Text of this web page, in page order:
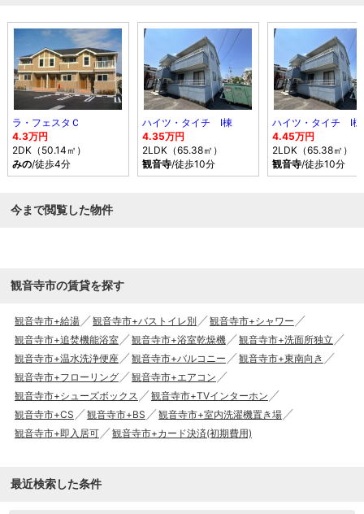
ラ・フェスタＣ
4.3万円
2DK（50.14㎡）
みの/徒歩4分
ハイツ・タイチ Ⅰ棟
4.35万円
2LDK（65.38㎡）
観音寺/徒歩10分
ハイツ・タイチ Ⅰ棟
4.45万円
2LDK（65.38㎡）
観音寺/徒歩10分
今まで閲覧した物件
観音寺市の賃貸を探す
観音寺市+給湯 観音寺市+バストイレ別
観音寺市+シャワー
観音寺市+追焚機能浴室
観音寺市+浴室乾燥機
観音寺市+洗面所独立
観音寺市+温水洗浄便座
観音寺市+バルコニー
観音寺市+東南向き
観音寺市+フローリング
観音寺市+エアコン
観音寺市+シューズボックス
観音寺市+TVインターホン
観音寺市+CS
観音寺市+BS
観音寺市+室内洗濯機置き場
観音寺市+即入居可
観音寺市+カード決済(初期費用)
最近検索した条件